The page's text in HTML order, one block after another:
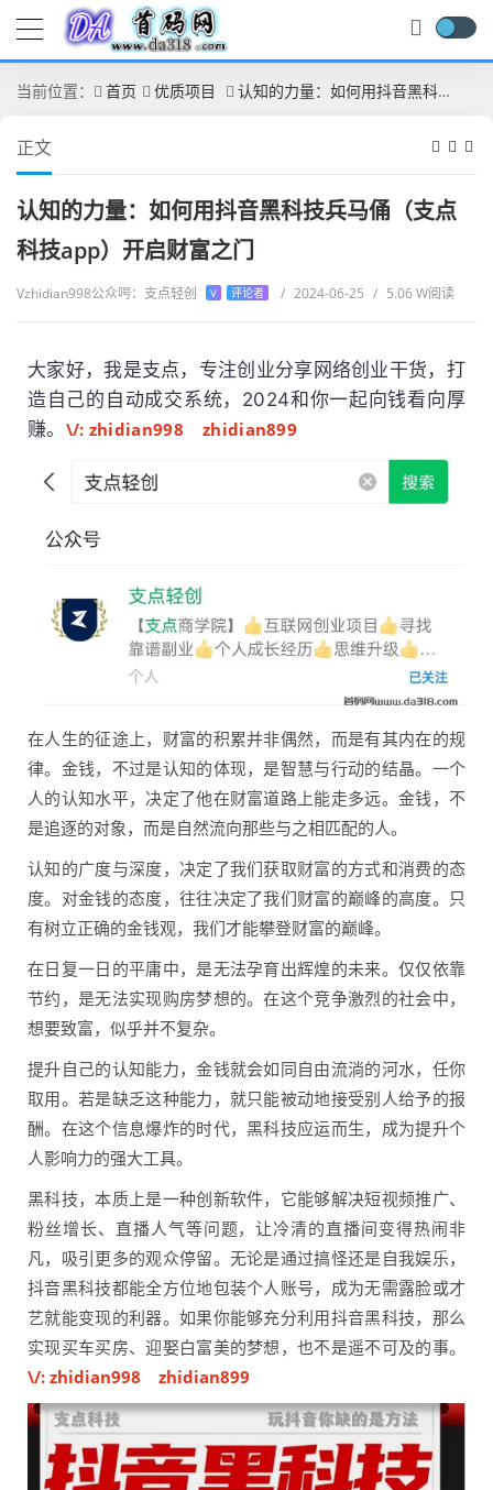
当前位置： 首页 优质项目 认知的力量：如何用抖音黑科技兵马俑（支点科技app）开启财富之门
正文
认知的力量：如何用抖音黑科技兵马俑（支点
科技app）开启财富之门
Vzhidian998公众呺：支点轻创 V 评论者 / 2024-06-25 / 5.06 W阅读
大家好，我是支点，专注创业分享网络创业干货，打
造自己的自动成交系统，2024和你一起向钱看向厚
赚。 \/: zhidian998 zhidian899
在人生的征途上，财富的积累并非偶然，而是有其内在的规
律。金钱，不过是认知的体现，是智慧与行动的结晶。一个
人的认知水平，决定了他在财富道路上能走多远。金钱，不
是追逐的对象，而是自然流向那些与之相匹配的人。
认知的广度与深度，决定了我们获取财富的方式和消费的态
度。对金钱的态度，往往决定了我们财富的巅峰的高度。只
有树立正确的金钱观，我们才能攀登财富的巅峰。
在日复一日的平庸中，是无法孕育出辉煌的未来。仅仅依靠
节约，是无法实现购房梦想的。在这个竞争激烈的社会中，
想要致富，似乎并不复杂。
提升自己的认知能力，金钱就会如同自由流淌的河水，任你
取用。若是缺乏这种能力，就只能被动地接受别人给予的报
酬。在这个信息爆炸的时代，黑科技应运而生，成为提升个
人影响力的强大工具。
黑科技，本质上是一种创新软件，它能够解决短视频推广、
粉丝增长、直播人气等问题，让冷清的直播间变得热闹非
凡，吸引更多的观众停留。无论是通过搞怪还是自我娱乐，
抖音黑科技都能全方位地包装个人账号，成为无需露脸或才
艺就能变现的利器。如果你能够充分利用抖音黑科技，那么
实现买车买房、迎娶白富美的梦想，也不是遥不可及的事。
\/: zhidian998 zhidian899